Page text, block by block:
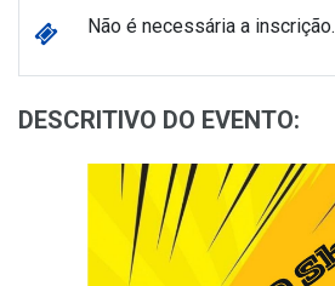
Não é necessária a inscrição.
DESCRITIVO DO EVENTO: